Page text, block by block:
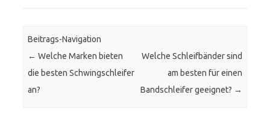
Beitrags-Navigation
← Welche Marken bieten
die besten Schwingschleifer
an?
Welche Schleifbänder sind
am besten für einen
Bandschleifer geeignet? →